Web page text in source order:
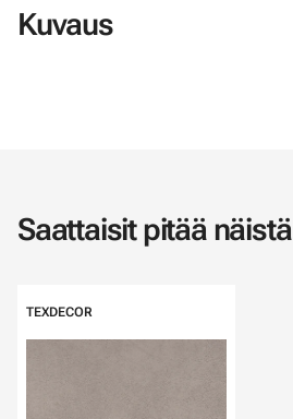
Kuvaus
Saattaisit pitää näistä
TEXDECOR